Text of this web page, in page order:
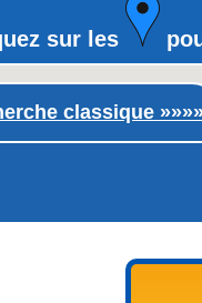
classique ►
classique
sur les